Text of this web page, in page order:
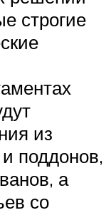
строгие
из
поддонов,
а
со